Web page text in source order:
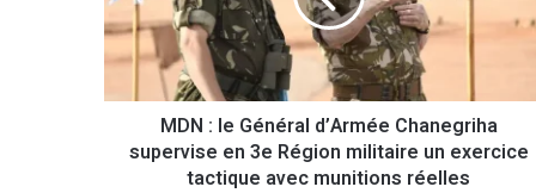
e
n
MDN : le Général d’Armée Chanegriha
supervise en 3e Région militaire un exercice
tactique avec munitions réelles